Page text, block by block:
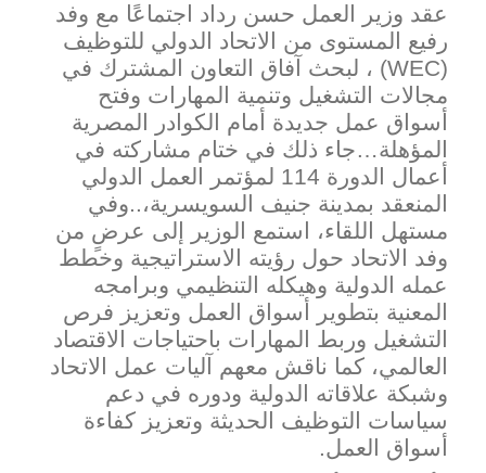
عقد وزير العمل حسن رداد اجتماعًا مع وفد
رفيع المستوى من الاتحاد الدولي للتوظيف
(
WEC) ، لبحث آفاق التعاون المشترك في
مجالات التشغيل وتنمية المهارات وفتح
أسواق عمل جديدة أمام الكوادر المصرية
المؤهلة…جاء ذلك في ختام مشاركته في
أعمال الدورة 114 لمؤتمر العمل الدولي
المنعقد بمدينة جنيف السويسرية،..وفي
مستهل اللقاء، استمع الوزير إلى عرضٍ من
وفد الاتحاد حول رؤيته الاستراتيجية وخطط
عمله الدولية وهيكله التنظيمي وبرامجه
المعنية بتطوير أسواق العمل وتعزيز فرص
التشغيل وربط المهارات باحتياجات الاقتصاد
العالمي، كما ناقش معهم آليات عمل الاتحاد
وشبكة علاقاته الدولية ودوره في دعم
سياسات التوظيف الحديثة وتعز يز كفاءة
أسواق العمل.